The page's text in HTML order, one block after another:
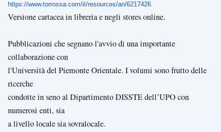
https://www.torrossa.com/it/resources/an/6217426
Versione cartacea in libreria e negli stores online.
Pubblicazioni che segnano l'avvio di una importante
collaborazione con
l'Università del Piemonte Orientale. I volumi sono frutto delle
ricerche
condotte in seno al Dipartimento DISSTE dell’UPO con
numerosi enti, sia
a livello locale sia sovralocale.